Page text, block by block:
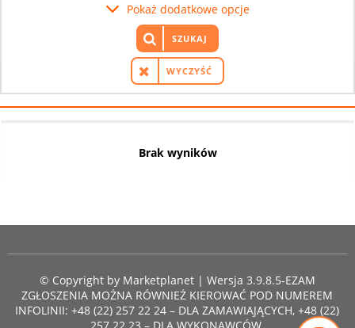
Pokaż dodatkowe opcje
WYCZYŚĆ
SZUKAJ
Brak wyników
© Copyright by Marketplanet| Wersja 3.9.8.5-EZAM
ZGŁOSZENIA MOŻNA RÓWNIEŻ KIEROWAĆ POD NUMEREM
INFOLINII: +48 (22) 257 22 24 – DLA ZAMAWIAJĄCYCH, +48 (22)
257 22 23 – DLA WYKONAWCÓW.